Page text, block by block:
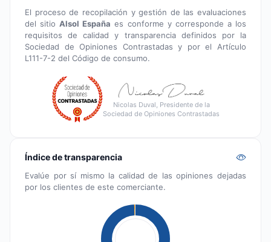
El proceso de recopilación y gestión de las evaluaciones
del sitioAlsol España es conforme y corresponde a los
requisitos de calidad y transparencia definidos por la
Sociedad de Opiniones Contrastadas y por el Artículo
L111-7-2 del Código de consumo.
Nicolas Duval, Presidente de la
Sociedad de Opiniones Contrastadas
Índice de transparencia
Evalúe por sí mismo la calidad de las opiniones dejadas
por los clientes de este comerciante.